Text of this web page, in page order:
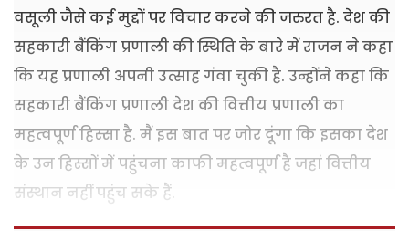
वसूली जैसे कई मुद्दों पर विचार करने की जरुरत है. देश की
सहकारी बैंकिंग प्रणाली की स्थिति के बारे में राजन ने कहा
कि यह प्रणाली अपनी उत्साह गंवा चुकी है. उन्होंने कहा कि
सहकारी बैंकिंग प्रणाली देश की वित्तीय प्रणाली का
महत्वपूर्ण हिस्सा है. मैं इस बात पर जोर दूंगा कि इसका देश
के उन हिस्सों में पहुंचना काफी महत्वपूर्ण है जहां वित्तीय
संस्थान नहीं पहुंच सके हैं.